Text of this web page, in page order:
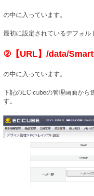
の中に入っています。
最初に設定されているデフォル
②【URL】/data/
の中に入っています。
下記のEC-cubeの管理画面か
す。